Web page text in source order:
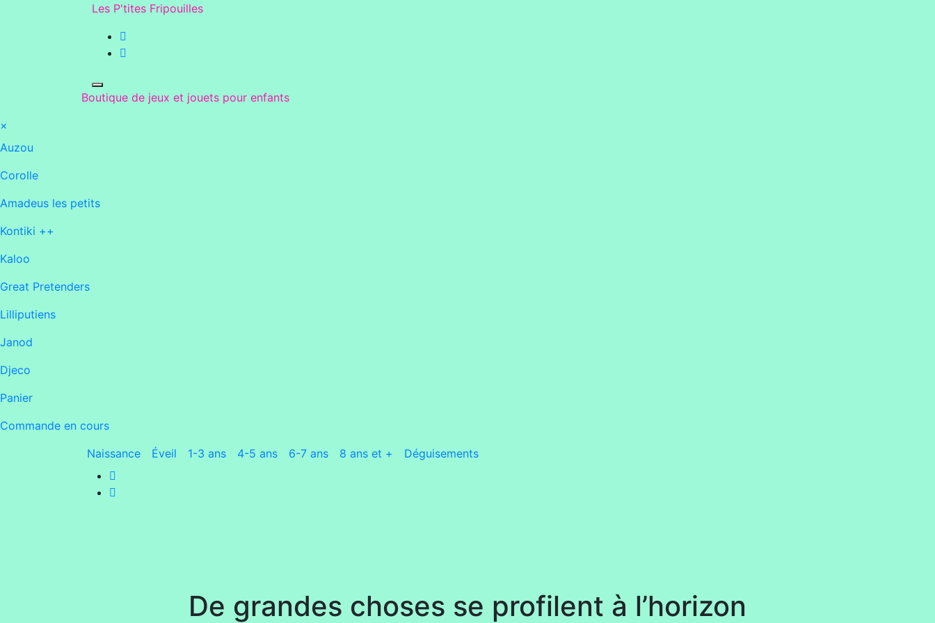
Les P'tites Fripouilles
Boutique de jeux et jouets pour enfants
×
Auzou
Corolle
Amadeus les petits
Kontiki ++
Kaloo
Great Pretenders
Lilliputiens
Janod
Djeco
Panier
Commande en cours
Naissance
Éveil 1-3 ans 4-5 ans 6-7 ans 8 ans et + Déguisements
De grandes choses se profilent à l’horizon